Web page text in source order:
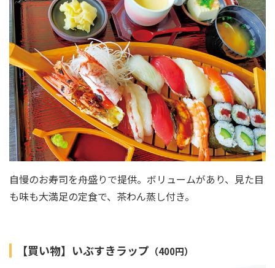
自慢のお寿司を舟盛りで提供。ボリュームがあり、見た目
も味も大満足の定食で、茶わん蒸し付き。
【買い物】いぶすきラップ （400円）